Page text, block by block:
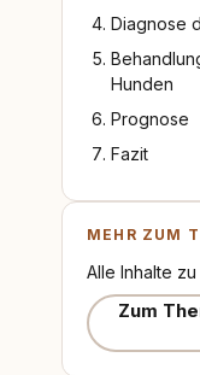
Diagnose
Hunden
Prognose
Fazit
MEHR ZUM
Alle Inhalte zu
Zum